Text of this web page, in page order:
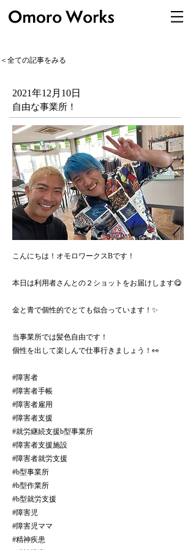
＜全ての記事をみる
2021年12月10日
自由な事業所！
こんにちは！オモロワークスBです！
本日は利用者さんとの２ショットをお届けします😋
金と青で個性的でとても似合っています！✨
当事業所では髪色自由です！
個性を出して楽しんで仕事行きましょう！👀
#障害者
#障害者手帳
#障害者雇用
#障害者支援
#就労継続支援b型事業所
#障害者支援施設
#障害者就労支援
#b型事業所
#b型作業所
#b型就労支援
#障害児
#障害児ママ
#精神疾患